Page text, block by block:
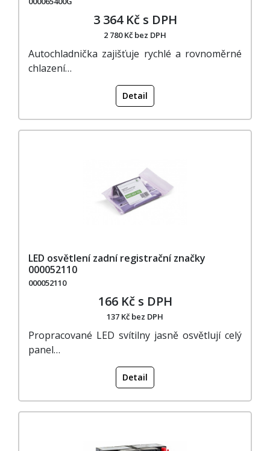
3 364 Kč s DPH
2 780 Kč bez DPH
Autochladnička zajišťuje rychlé a rovnoměrné
chlazení…
Detail
LED osvětlení zadní registrační značky
000052110
000052110
166 Kč s DPH
137 Kč bez DPH
Propracované LED svítilny jasně osvětlují celý
panel…
Detail